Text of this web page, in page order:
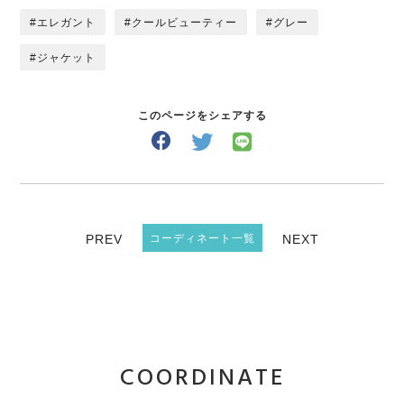
エレガント クールビューティー グレー
ジャケット
このページをシェアする
PREV コーディネート一覧 NEXT
COORDINATE